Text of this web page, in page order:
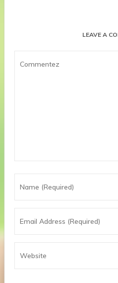
LEAVE A